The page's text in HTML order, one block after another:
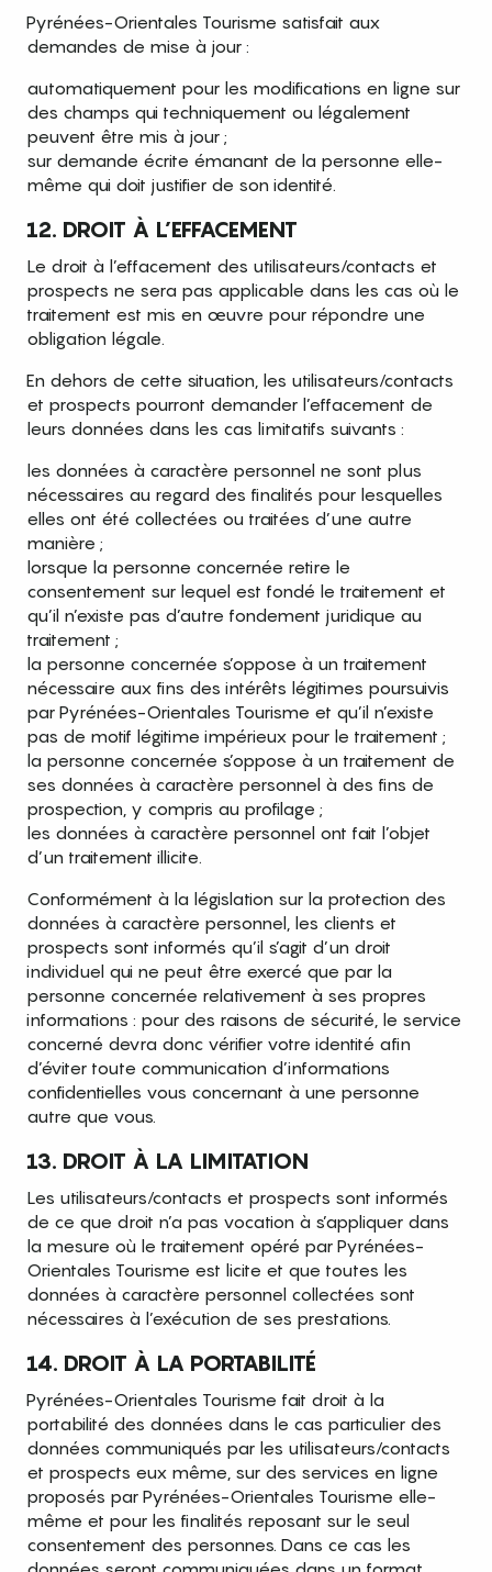
Pyrénées-Orientales Tourisme satisfait aux
demandes de mise à jour :
automatiquement pour les modifications en ligne sur
des champs qui techniquement ou légalement
peuvent être mis à jour ;
sur demande écrite émanant de la personne elle-
même qui doit justifier de son identité.
12. DROIT À L’EFFACEMENT
Le droit à l’effacement des utilisateurs/contacts et
prospects ne sera pas applicable dans les cas où le
traitement est mis en œuvre pour répondre une
obligation légale.
En dehors de cette situation, les utilisateurs/contacts
et prospects pourront demander l’effacement de
leurs données dans les cas limitatifs suivants :
les données à caractère personnel ne sont plus
nécessaires au regard des finalités pour lesquelles
elles ont été collectées ou traitées d’une autre
manière ;
lorsque la personne concernée retire le
consentement sur lequel est fondé le traitement et
qu’il n’existe pas d’autre fondement juridique au
traitement ;
la personne concernée s’oppose à un traitement
nécessaire aux fins des intérêts légitimes poursuivis
par Pyrénées-Orientales Tourisme et qu’il n’existe
pas de motif légitime impérieux pour le traitement ;
la personne concernée s’oppose à un traitement de
ses données à caractère personnel à des fins de
prospection, y compris au profilage ;
les données à caractère personnel ont fait l’objet
d’un traitement illicite.
Conformément à la législation sur la protection des
données à caractère personnel, les clients et
prospects sont informés qu’il s’agit d’un droit
individuel qui ne peut être exercé que par la
personne concernée relativement à ses propres
informations : pour des raisons de sécurité, le service
concerné devra donc vérifier votre identité afin
d’éviter toute communication d’informations
confidentielles vous concernant à une personne
autre que vous.
13. DROIT À LA LIMITATION
Les utilisateurs/contacts et prospects sont informés
de ce que droit n’a pas vocation à s’appliquer dans
la mesure où le traitement opéré par Pyrénées-
Orientales Tourisme est licite et que toutes les
données à caractère personnel collectées sont
nécessaires à l’exécution de ses prestations.
14. DROIT À LA PORTABILITÉ
Pyrénées-Orientales Tourisme fait droit à la
portabilité des données dans le cas particulier des
données communiqués par les utilisateurs/contacts
et prospects eux même, sur des services en ligne
proposés par Pyrénées-Orientales Tourisme elle-
même et pour les finalités reposant sur le seul
consentement des personnes. Dans ce cas les